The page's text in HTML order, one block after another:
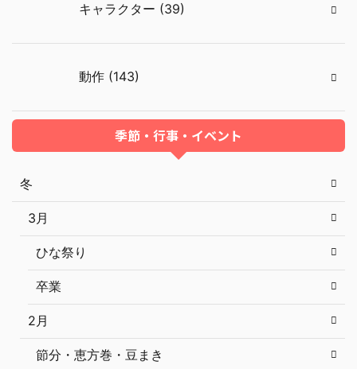
キャラクター (39)
動作 (143)
季節・行事・イベント
冬
3月
ひな祭り
卒業
2月
節分・恵方巻・豆まき